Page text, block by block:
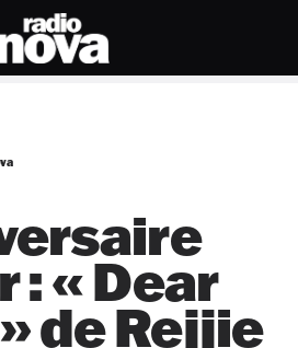
: « Dear
de Rejjie